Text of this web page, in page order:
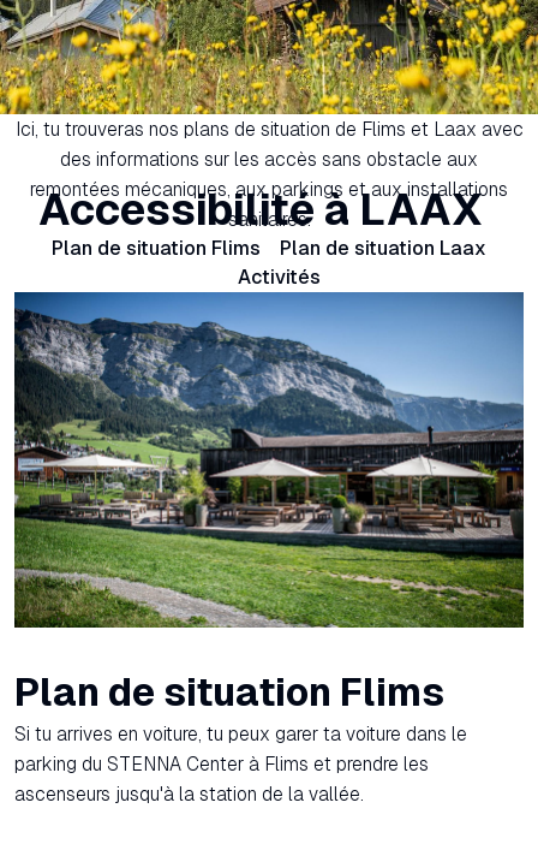
Accessibilité à LAAX
Ici, tu trouveras nos plans de situation de Flims et Laax avec
des informations sur les accès sans obstacle aux
remontées mécaniques, aux parkings et aux installations
sanitaires.
Plan de situation Flims
Plan de situation Laax
Activités
Plan de situation Flims
Si tu arrives en voiture, tu peux garer ta voiture dans le
parking du STENNA Center à Flims et prendre les
ascenseurs jusqu'à la station de la vallée.